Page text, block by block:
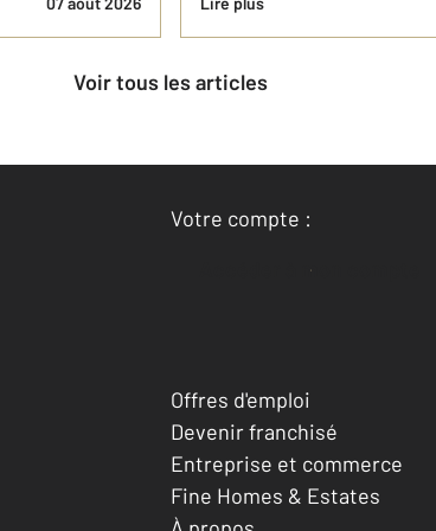
Voir tous les articles
Votre compte :
Accéder à mon compte
Offres d'emploi
Devenir franchisé
Entreprise et commerce
Fine Homes & Estates